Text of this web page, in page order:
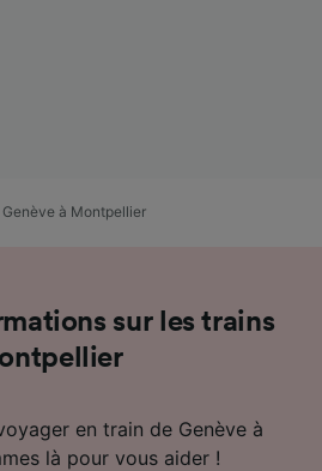
Genève à Montpellier
sur les trains
en train de Genève à
là pour vous aider !